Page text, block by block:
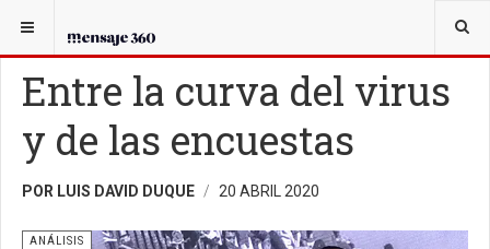
USTED ESTÁ AQUÍ:
Entre la curva del virus
y de las encuestas
POR LUIS DAVID DUQUE 20 ABRIL 2020
ANÁLISIS